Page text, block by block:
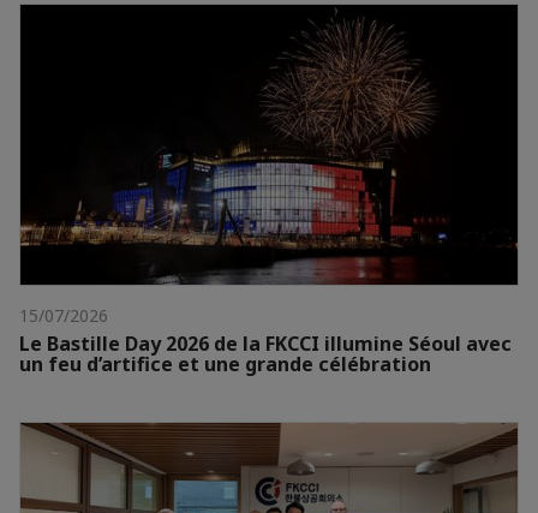
15/07/2026
Le Bastille Day 2026 de la FKCCI illumine Séoul avec
un feu d’artifice et une grande célébration